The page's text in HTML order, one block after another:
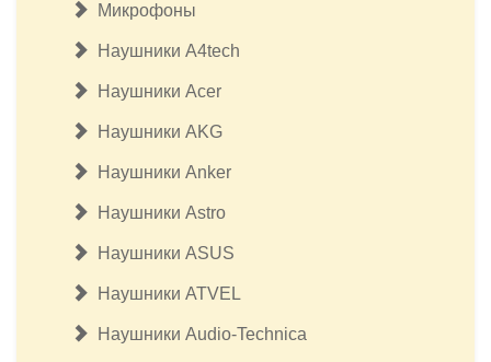
Микрофоны
Наушники A4tech
Наушники Acer
Наушники AKG
Наушники Anker
Наушники Astro
Наушники ASUS
Наушники ATVEL
Наушники Audio-Technica